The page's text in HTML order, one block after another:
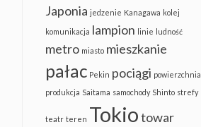
Japonia jedzenie Kanagawa kolej
komunikacja lampion linie ludność
metro miasto mieszkanie
pałac Pekin pociągi powierzchnia
produkcja Saitama samochody Shinto strefy
teatr teren Tokiotowar